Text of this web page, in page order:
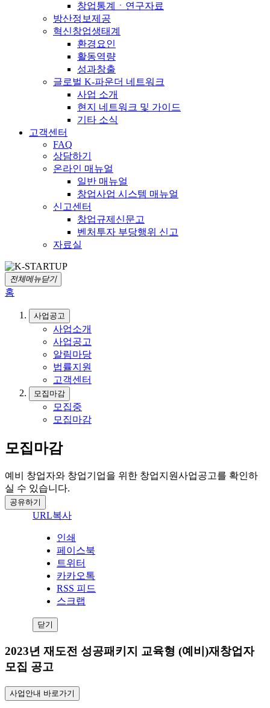
창업통계ㆍ연구자료
방산정보제공
혁신창업생태계
환경요인
활동역량
성과창출
글로벌 K-파운더 네트워크
사업 소개
현지 네트워크 및 가이드
기타 소식
고객센터
FAQ
상담하기
온라인 매뉴얼
일반 매뉴얼
창업사업 시스템 매뉴얼
신고센터
창업규제신문고
벤처투자 부당행위 신고
자료실
전체메뉴닫기
홈
사업공고
사업소개
사업공고
알림마당
법률지원
고객센터
모집마감
모집중
모집마감
모집마감
예비 창업자와 창업기업을 위한 창업지원사업공고를 확인하
실 수 있습니다.
공유하기
URL복사
인쇄
페이스북
트위터
카카오톡
RSS 피드
스크랩
닫기
2023년 재도전 성공패키지 교육형 (예비)재창업자
모집 공고
사업안내 바로가기